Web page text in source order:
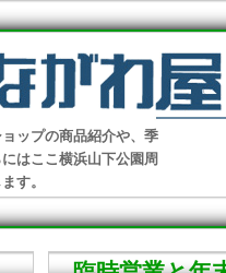
ップの商品紹介や、季
はここ横浜山下公園周
す。